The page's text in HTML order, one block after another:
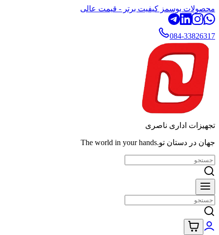
محصولات یوسمز کیفیت برتر - قیمت عالی
084-33826317
تجهیزات اداری ناصری
جهان در دستان تو.The world in your hands